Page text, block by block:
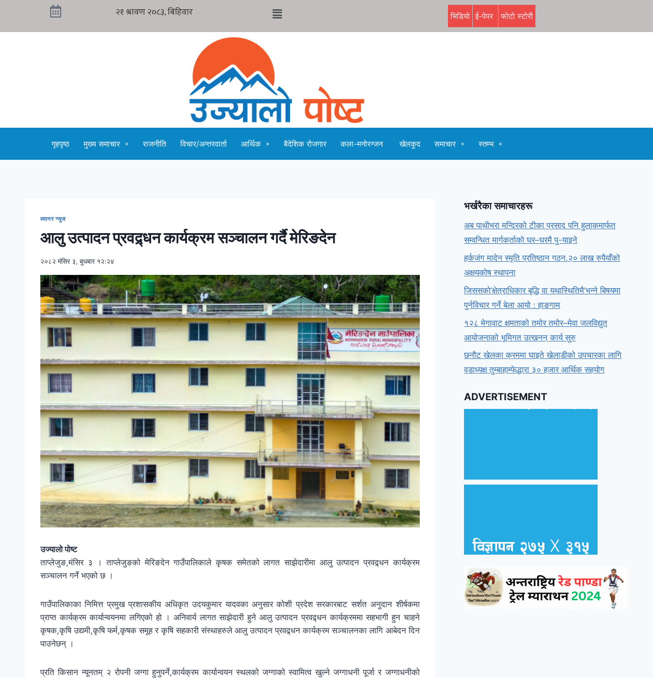
भिडियो ई-पेपर फोटो स्टोरी
गृहपृष्ठ मुख्य समाचार राजनीति विचार/अन्तरवार्ता आर्थिक बैदेशिक रोजगार कला-मनोरन्जन खेलकुद समाचार स्तम्भ
ब्यानर न्युज
आलु उत्पादन प्रवद्र्धन कार्यक्रम सञ्चालन गर्दै मेरिङदेन
२०८२ मंसिर ३, बुधबार १२:२४
उज्यालो पोष्ट
ताप्लेजुङ,मंसिर ३ । ताप्लेजुङको मेरिङदेन गाउँपालिकाले कृषक समेतको लागत साझेदारीमा आलु उत्पादन प्रवद्र्धन कार्यक्रम
सञ्चालन गर्ने भएको छ ।
गाउँपालिकाका निमित्त प्रमुख प्रशासकीय अधिकृत उदयकुमार यादवका अनुसार कोशी प्रदेश सरकारबाट सर्शत अनुदान शीर्षकमा
प्राप्त कार्यक्रम कार्यान्वयनमा लगिएको हो । अनिवार्य लागत साझेदारी हुने आलु उत्पादन प्रवद्र्धन कार्यक्रममा सहभागी हुन चाहने
कृषक,कृषि उद्यमी,कृषि फर्म,कृषक समूह र कृषि सहकारी संस्थाहरुले आलु उत्पादन प्रवद्र्धन कार्यक्रम सञ्चालनका लागि आबेदन दिन
पाउनेछन् ।
प्रति किसान न्यूनतम् २ रोपनी जग्गा हुनुपर्ने,कार्यक्रम कार्यान्वयन स्थलको जग्गाको स्वामित्व खुल्ने जग्गाधनी पूर्जा र जग्गाधनीको
भर्खरैका समाचारहरू
अब पाथीभरा मन्दिरको टीका प्रसाद पनि हुलाकमार्फत
सम्वन्धित मार्गकर्ताको घर–घरमै पु-याइने
हर्कजंग मादेन स्मृति प्रतिष्ठान गठन,२० लाख रुपैयाँको
अक्षयकोष स्थापना
जिससको‘क्षेत्राधिकार बृद्धि वा यथास्थितिमै’भन्ने बिषयमा
पुर्नविचार गर्ने बेला आयो : हाङगाम
१२८ मेगावाट क्षमताको तमोर तमोर–मेवा जलविद्युत
आयोजनाको भूमिगत उत्खनन् कार्य सुरु
छनौट खेलका क्रममा घाइते खेलाडीको उपचारका लागि
वडाध्यक्ष तुम्बाहाम्फेद्धारा ३० हजार आर्थिक सहयोग
ADVERTISEMENT